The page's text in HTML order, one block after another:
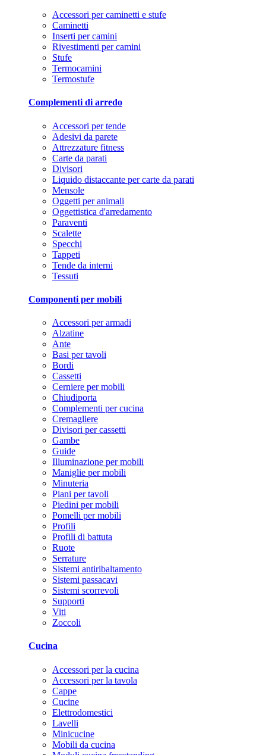
Accessori per caminetti e stufe
Caminetti
Inserti per camini
Rivestimenti per camini
Stufe
Termocamini
Termostufe
Complementi di arredo
Accessori per tende
Adesivi da parete
Attrezzature fitness
Carte da parati
Divisori
Liquido distaccante per carte da parati
Mensole
Oggetti per animali
Oggettistica d'arredamento
Paraventi
Scalette
Specchi
Tappeti
Tende da interni
Tessuti
Componenti per mobili
Accessori per armadi
Alzatine
Ante
Basi per tavoli
Bordi
Cassetti
Cerniere per mobili
Chiudiporta
Complementi per cucina
Cremagliere
Divisori per cassetti
Gambe
Guide
Illuminazione per mobili
Maniglie per mobili
Minuteria
Piani per tavoli
Piedini per mobili
Pomelli per mobili
Profili
Profili di battuta
Ruote
Serrature
Sistemi antiribaltamento
Sistemi passacavi
Sistemi scorrevoli
Supporti
Viti
Zoccoli
Cucina
Accessori per la cucina
Accessori per la tavola
Cappe
Cucine
Elettrodomestici
Lavelli
Minicucine
Mobili da cucina